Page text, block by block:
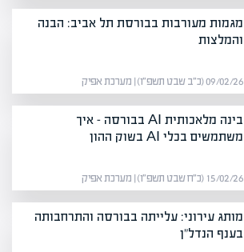
מגמות מעורבות בבורסת תל אביב: הבנה
והמלצות
09/02/26 (כ״ב שבט תשפ״ו) | מערכת אפיק
בינה מלאכותית AI בבורסה – איך
משתמשים בכלי AI בשוק ההון
15/02/26 (כ״ח שבט תשפ״ו) | מערכת אפיק
מותג עירוני: עלייתה בבורסה והתרחבותה
בענף הנדל"ן